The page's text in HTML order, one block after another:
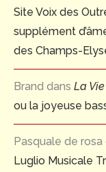
Site Voix des
supplément
des Champs-
Brand dans La
ou la joyeuse
Pasquale de rosa
Luglio Musicale